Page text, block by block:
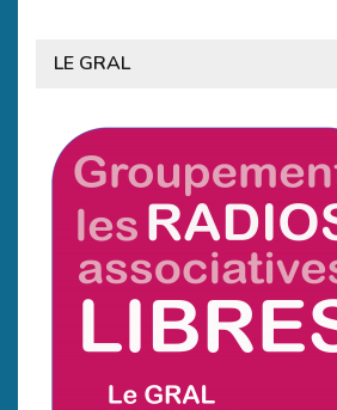
LE GRAL